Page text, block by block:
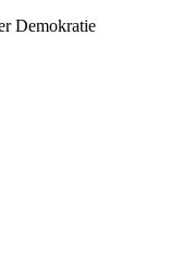
Demokratie